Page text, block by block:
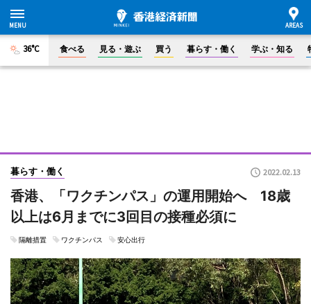
36°C 食べる 見る・遊ぶ 買う 暮らす・働く 学ぶ・知る
暮らす・働く 2022.02.13
香港、「ワクチンパス」の運用開始へ 18歳
以上は6月までに3回目の接種必須に
隔離措置 ワクチンパス 安心出行